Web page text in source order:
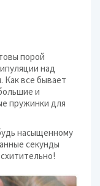
порой
над
Как все бывает
и
пружинки для
насыщенному
секунды